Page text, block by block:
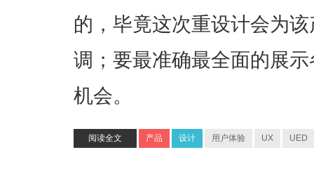
的，毕竟这次重设计会为
调；要最准确最全面的展
机会。
阅读全文 产品 设计 用户体验 UX UED